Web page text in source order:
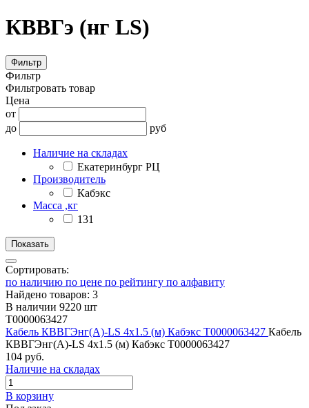
КВВГэ (нг LS)
Фильтр
Фильтр
Фильтровать товар
Цена
от
до
руб
Наличие на складах
Екатеринбург РЦ
Производитель
Кабэкс
Масса ,кг
131
Сортировать:
по наличию по цене по рейтингу по алфавиту
Найдено товаров: 3
В наличии 9220 шт
Т0000063427
Кабель КВВГЭнг(А)-LS 4х1.5 (м) Кабэкс Т0000063427 Кабель
КВВГЭнг(А)-LS 4х1.5 (м) Кабэкс Т0000063427
104 руб.
Наличие на складах
В корзину